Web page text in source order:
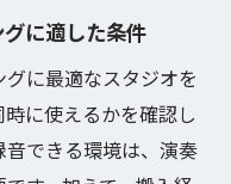
に適した条件
に最適なスタジオを
に使えるかを確認し
できる環境は、演奏